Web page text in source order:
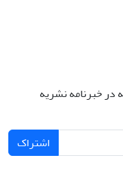
در خبرنامه نشریه
اشتراک